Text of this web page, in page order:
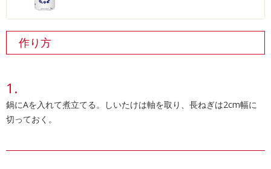
作り方
鍋にAを入れて煮立てる。しいたけは軸を取り、長ねぎは2cm幅に
切っておく。